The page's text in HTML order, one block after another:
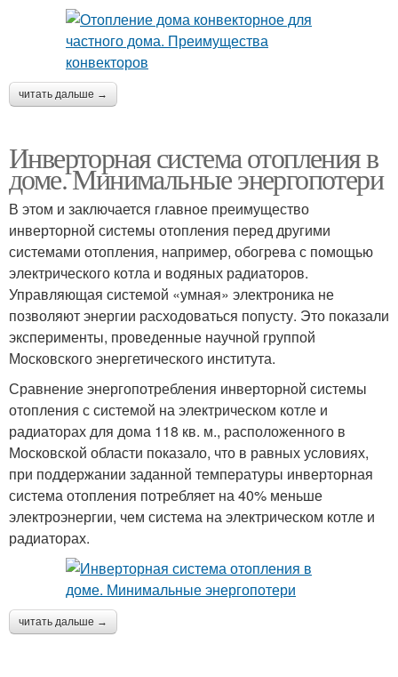
читать дальше →
Инверторная система отопления в
доме. Минимальные энергопотери
В этом и заключается главное преимущество
инверторной системы отопления перед другими
системами отопления, например, обогрева с помощью
электрического котла и водяных радиаторов.
Управляющая системой «умная» электроника не
позволяют энергии расходоваться попусту. Это показали
эксперименты, проведенные научной группой
Московского энергетического института.
Сравнение энергопотребления инверторной системы
отопления с системой на электрическом котле и
радиаторах для дома 118 кв. м., расположенного в
Московской области показало, что в равных условиях,
при поддержании заданной температуры инверторная
система отопления потребляет на 40% меньше
электроэнергии, чем система на электрическом котле и
радиаторах.
читать дальше →